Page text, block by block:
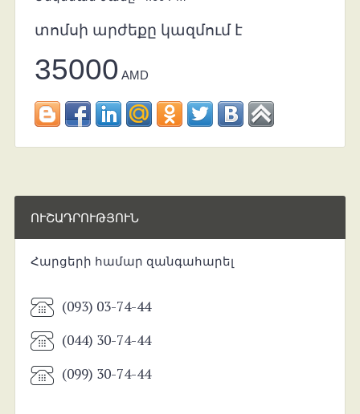
տոմսի արժեքը կազմում է
35000 AMD
ՈՒՇԱԴՐՈՒԹՅՈՒՆ
Հարցերի համար զանգահարել
(093) 03-74-44
(044) 30-74-44
(099) 30-74-44